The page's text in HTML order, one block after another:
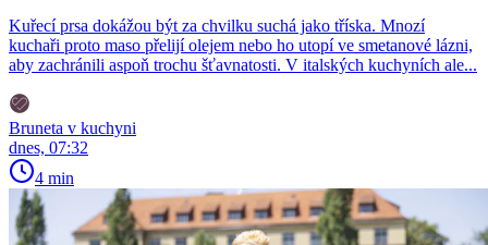
Kuřecí prsa dokážou být za chvilku suchá jako tříska. Mnozí
kuchaři proto maso přelijí olejem nebo ho utopí ve smetanové lázni,
aby zachránili aspoň trochu šťavnatosti. V italských kuchyních ale...
Bruneta v kuchyni
dnes, 07:32
4 min